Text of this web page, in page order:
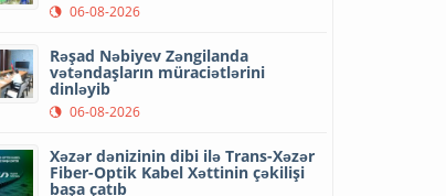
06-08-2026
Rəşad Nəbiyev Zəngilanda
vətəndaşların müraciətlərini
dinləyib
06-08-2026
Xəzər dənizinin dibi ilə Trans-Xəzər
Fiber-Optik Kabel Xəttinin çəkilişi
başa çatıb